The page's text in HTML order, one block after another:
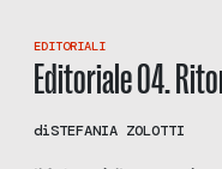
EDITORIALI
Editoriale 04.
diSTEFANIA ZOLOTTI